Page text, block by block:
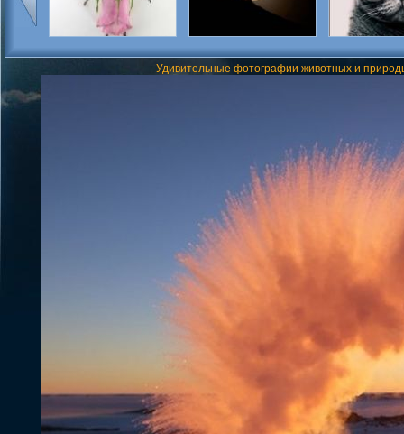
Удивительные фотографии животных и